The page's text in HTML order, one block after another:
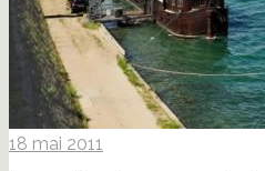
18 mai 2011